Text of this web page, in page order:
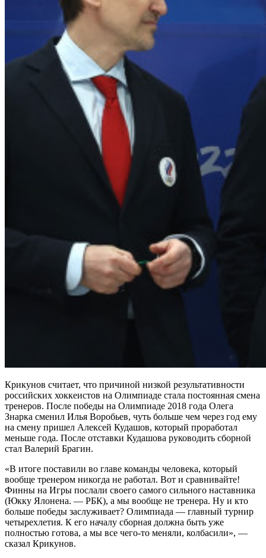
Крикунов считает, что причиной низкой результативности
российских хоккеистов на Олимпиаде стала постоянная смена
тренеров. После победы на Олимпиаде 2018 года Олега
Знарка сменил Илья Воробьев, чуть больше чем через год ему
на смену пришел Алексей Кудашов, который проработал
меньше года. После отставки Кудашова руководить сборной
стал Валерий Брагин.
«В итоге поставили во главе команды человека, который
вообще тренером никогда не работал. Вот и сравнивайте!
Финны на Игры послали своего самого сильного наставника
(Юкку Ялонена. — РБК), а мы вообще не тренера. Ну и кто
больше победы заслуживает? Олимпиада — главный турнир
четырехлетия. К его началу сборная должна быть уже
полностью готова, а мы все чего-то меняли, колбасили», —
сказал Крикунов.